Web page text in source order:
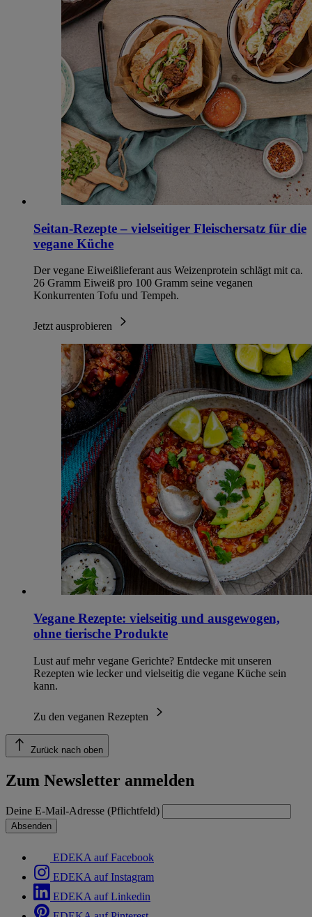
Seitan-Rezepte – vielseitiger Fleischersatz für die
vegane Küche
Der vegane Eiweißlieferant aus Weizenprotein schlägt mit ca.
26 Gramm Eiweiß pro 100 Gramm seine veganen
Konkurrenten Tofu und Tempeh.
Jetzt ausprobieren
Vegane Rezepte: vielseitig und ausgewogen,
ohne tierische Produkte
Lust auf mehr vegane Gerichte? Entdecke mit unseren
Rezepten wie lecker und vielseitig die vegane Küche sein
kann.
Zu den veganen Rezepten
Zurück nach oben
Zum Newsletter anmelden
Deine E-Mail-Adresse (Pflichtfeld)
Absenden
EDEKA auf Facebook
EDEKA auf Instagram
EDEKA auf Linkedin